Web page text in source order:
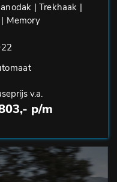
| Trekhaak |
Memory
v.a.
p/m